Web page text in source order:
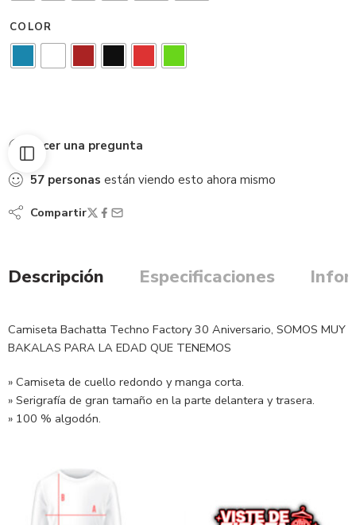
COLOR
Hacer una pregunta
57 personas están viendo esto ahora mismo
Compartir
Descripción Especificaciones
Camiseta Bachatta Techno Factory 30 Aniversario, SOMOS MUY
BAKALAS PARA LA EDAD QUE TENEMOS
» Camiseta de cuello redondo y manga corta.
» Serigrafía de gran tamaño en la parte delantera y trasera.
» 100 % algodón.